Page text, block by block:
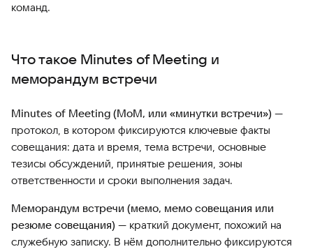
команд.
Что такое Minutes of Meeting и
меморандум встречи
Minutes of Meeting (MoM, или «минутки встречи») —
протокол, в котором фиксируются ключевые факты
совещания: дата и время, тема встречи, основные
тезисы обсуждений, принятые решения, зоны
ответственности и сроки выполнения задач.
Меморандум встречи (мемо, мемо совещания или
резюме совещания) — краткий документ, похожий на
служебную записку. В нём дополнительно фиксируются